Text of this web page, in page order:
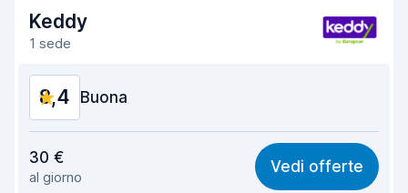
Keddy
1 sede
8,4 Buona
8,4
Facile da trovare 8,2
30 €
al giorno
Vedi offerte